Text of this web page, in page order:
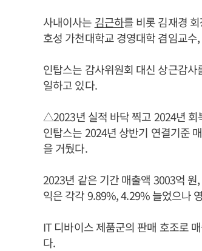
사내이사는 김근하를 비롯 김재경
호성 가천대학교 경영대학 겸임교
인탑스는 감사위원회 대신 상근감
일하고 있다.
△2023년 실적 바닥 찍고 2024년 회
인탑스는 2024년 상반기 연결기준
을 거뒀다.
2023년 같은 기간 매출액 3003억
익은 각각 9.89%, 4.29% 늘었으나
IT 디바이스 제품군의 판매 호조로
다.